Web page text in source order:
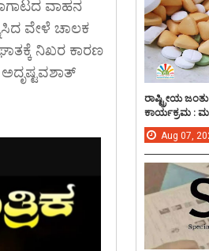
ವಾಹನ
ವೇಳೆ ಚಾಲಕ
ನಿಖರ ಕಾರಣ
ರಾಷ್ಟ್ರೀಯ
ಕಾರ್ಯಕ್ರಮ :
Aug 07,